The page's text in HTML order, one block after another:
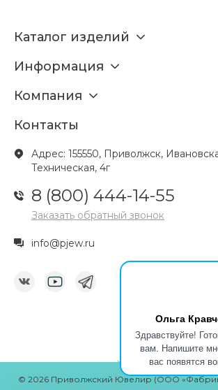
Ольга
Здравствуйте!
вам. Напишите
вас появятся
Каталог изделий
Информация
Компания
Контакты
Адрес: 155550, Приволжск,
Техническая, 4г
8 (800) 444-14-55
Заказать обратный звонок
info@pjew.ru
© 2026 Приволжский Ювелир (ООО